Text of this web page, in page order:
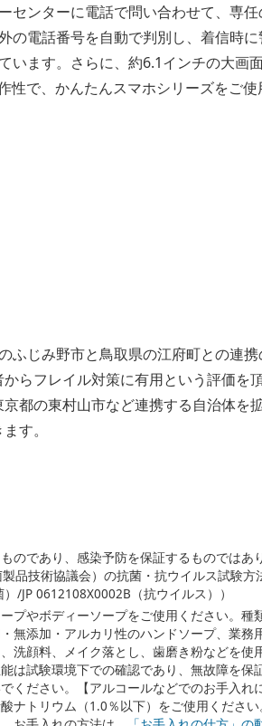
センターに電話で問い合わせて、専
の電話番号を自動で判別し、着信時
います。さらに、約6.1インチの大画
で、かんたんスマホシリーズをご使
じみ野市と鳥取県の江府町との連携
らフレイル対策に有用という評価を
都の東村山市など連携する自治体を
す。
のであり、感染予防を保証するものではあ
品技術協議会）の抗菌・抗ウイルス試験
/JP 0612108X0002B（抗ウイルス））
プやボディーソープをご使用ください。種
無添加・アルカリ性のハンドソープ、業務
洗顔料、メイク落とし、歯磨き粉などを使
は試験環境下での確認であり、無故障を保
ください。【アルコールなどでのお手入れ
ナトリウム（1.0％以下）をご使用くださ